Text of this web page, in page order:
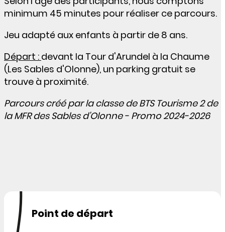
minimum 45 minutes pour réaliser ce parcours.
Jeu adapté aux enfants à partir de 8 ans.
Départ : devant la Tour d'Arundel à la Chaume
(Les Sables d'Olonne), un parking gratuit se
trouve à proximité.
Parcours créé par la classe de BTS Tourisme 2 de
la MFR des Sables d'Olonne - Promo 2024-2026
Point de départ